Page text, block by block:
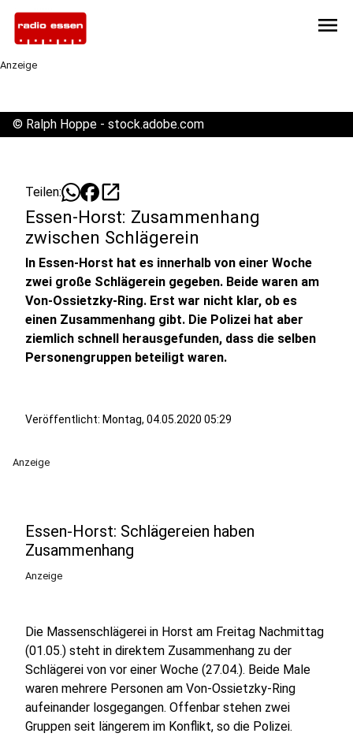
menu
Anzeige
© Ralph Hoppe - stock.adobe.com
Teilen: open_in_new
Essen-Horst: Zusammenhang
zwischen Schlägerein
In Essen-Horst hat es innerhalb von einer Woche
zwei große Schlägerein gegeben. Beide waren am
Von-Ossietzky-Ring. Erst war nicht klar, ob es
einen Zusammenhang gibt. Die Polizei hat aber
ziemlich schnell herausgefunden, dass die selben
Personengruppen beteiligt waren.
Veröffentlicht: Montag, 04.05.2020 05:29
Anzeige
Essen-Horst: Schlägereien haben
Zusammenhang
Anzeige
Die Massenschlägerei in Horst am Freitag Nachmittag
(01.05.) steht in direktem Zusammenhang zu der
Schlägerei von vor einer Woche (27.04.). Beide Male
waren mehrere Personen am Von-Ossietzky-Ring
aufeinander losgegangen. Offenbar stehen zwei
Gruppen seit längerem im Konflikt, so die Polizei.